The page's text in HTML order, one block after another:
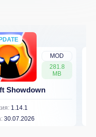
MOD
281.8
MB
Showdown
1.14.1
30.07.2026